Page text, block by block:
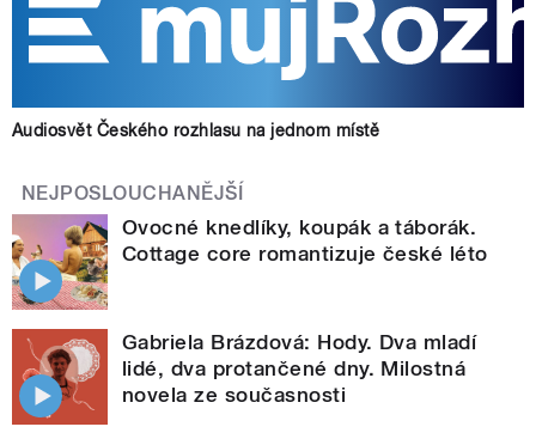
Audiosvět Českého rozhlasu na jednom místě
NEJPOSLOUCHANĚJŠÍ
Ovocné knedlíky, koupák a táborák.
Cottage core romantizuje české léto
Gabriela Brázdová: Hody. Dva mladí
lidé, dva protančené dny. Milostná
novela ze současnosti